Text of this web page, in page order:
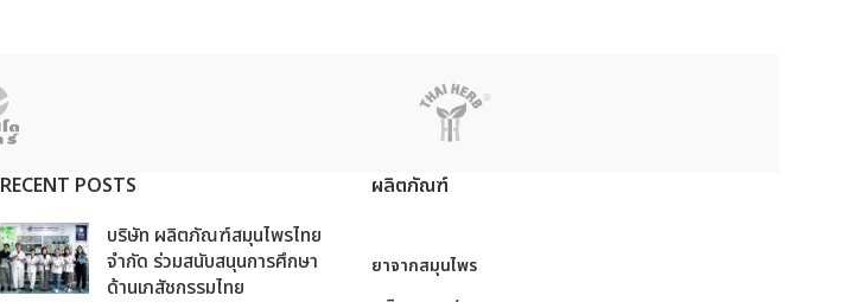
RECENT POSTS
บริษัท ผลิตภัณฑ์สมุนไพรไทย
จำกัด ร่วมสนับสนุนการศึกษา
ด้านเภสัชกรรมไทย
ผลิตภัณฑ์
ยาจากสมุนไพร